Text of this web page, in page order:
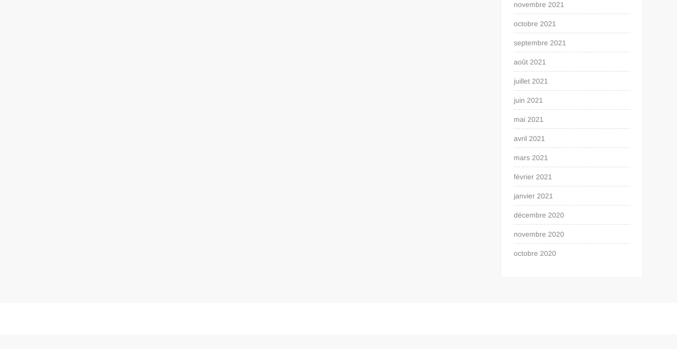
novembre 2021
octobre 2021
septembre 2021
août 2021
juillet 2021
juin 2021
mai 2021
avril 2021
mars 2021
février 2021
janvier 2021
décembre 2020
novembre 2020
octobre 2020